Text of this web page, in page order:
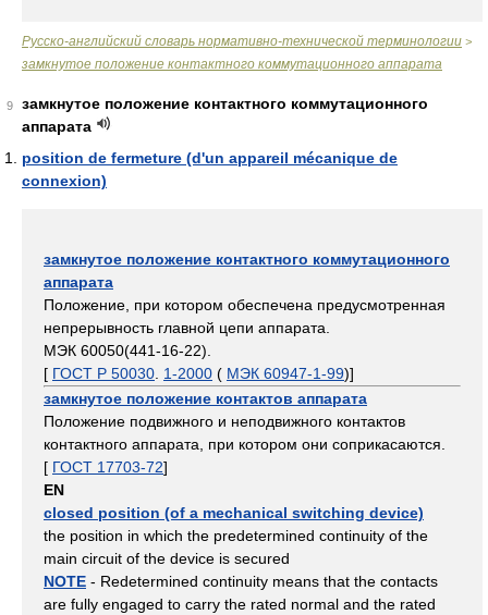
Русско-английский словарь нормативно-технической терминологии >
замкнутое положение контактного коммутационного аппарата
9
замкнутое положение контактного коммутационного
аппарата
position de fermeture (d'un appareil mécanique de
connexion)
замкнутое положение контактного коммутационного
аппарата
Положение, при котором обеспечена предусмотренная
непрерывность главной цепи аппарата.
МЭК 60050(441-16-22).
[ ГОСТ Р 50030 1-2000 ( МЭК 60947-1-99)]
замкнутое положение контактов аппарата
Положение подвижного и неподвижного контактов
контактного аппарата, при котором они соприкасаются.
[ ГОСТ 17703-72]
EN
closed position (of a mechanical switching device)
the position in which the predetermined continuity of the
main circuit of the device is secured
NOTE - Redetermined continuity means that the contacts
are fully engaged to carry the rated normal and the rated